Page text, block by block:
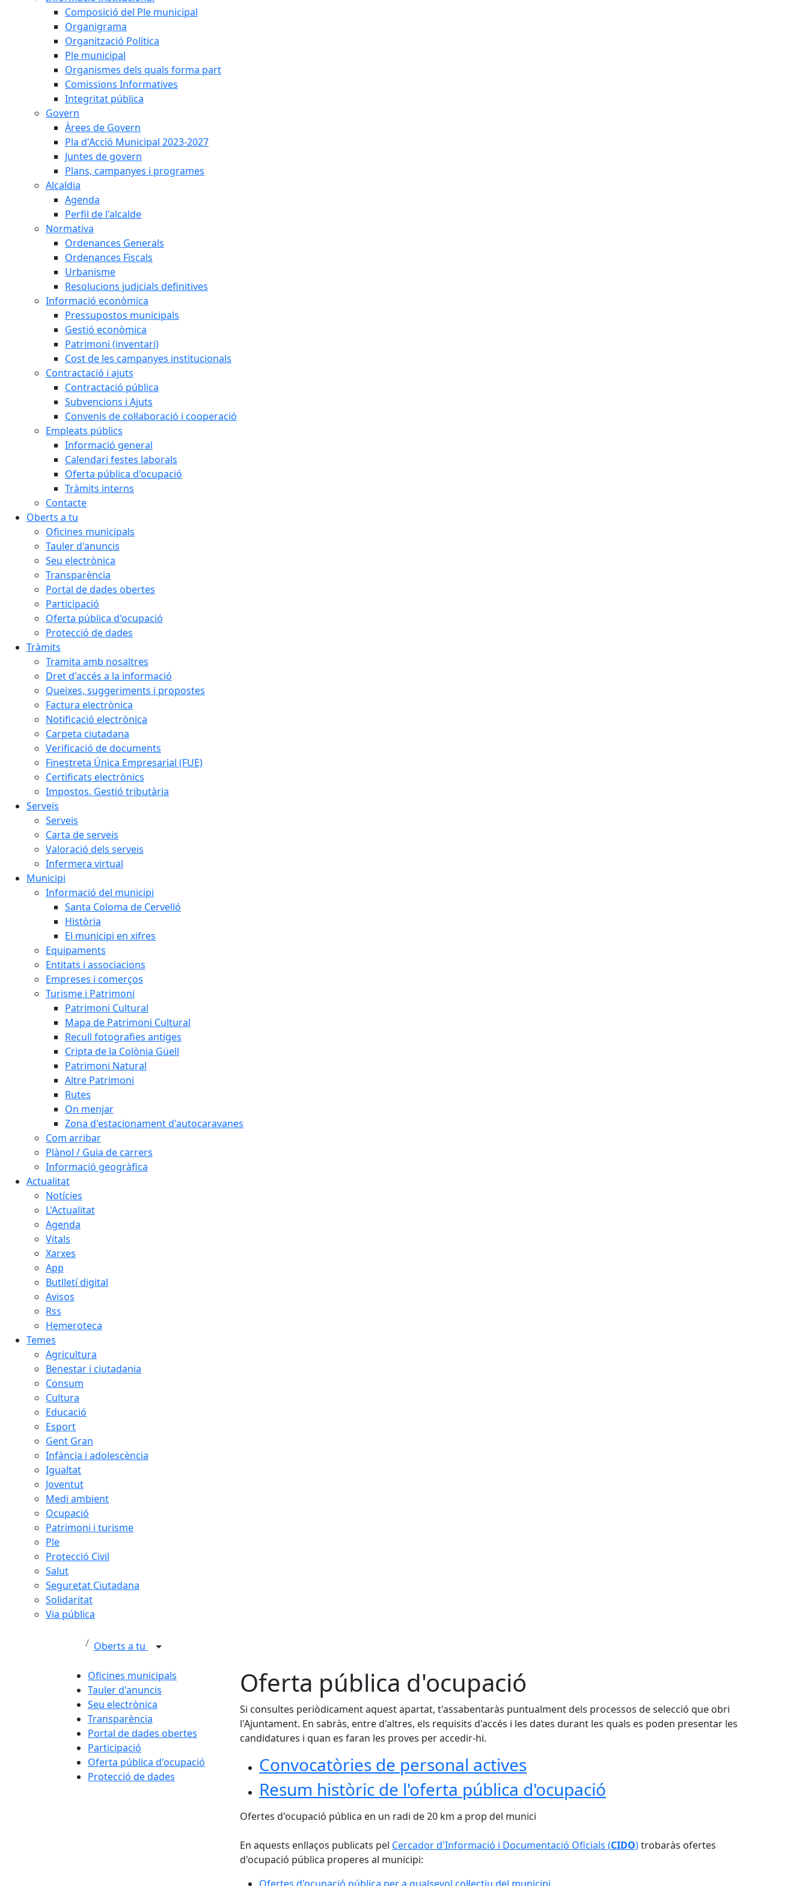
Composició del Ple municipal
Organigrama
Organització Política
Ple municipal
Organismes dels quals forma part
Comissions Informatives
Integritat pública
Govern
Àrees de Govern
Pla d'Acció Municipal 2023-2027
Juntes de govern
Plans, campanyes i programes
Alcaldia
Agenda
Perfil de l'alcalde
Normativa
Ordenances Generals
Ordenances Fiscals
Urbanisme
Resolucions judicials definitives
Informació econòmica
Pressupostos municipals
Gestió econòmica
Patrimoni (inventari)
Cost de les campanyes institucionals
Contractació i ajuts
Contractació pública
Subvencions i Ajuts
Convenis de col·laboració i cooperació
Empleats públics
Informació general
Calendari festes laborals
Oferta pública d'ocupació
Tràmits interns
Contacte
Oberts a tu
Oficines municipals
Tauler d'anuncis
Seu electrònica
Transparència
Portal de dades obertes
Participació
Oferta pública d'ocupació
Protecció de dades
Tràmits
Tramita amb nosaltres
Dret d'accés a la informació
Queixes, suggeriments i propostes
Factura electrònica
Notificació electrònica
Carpeta ciutadana
Verificació de documents
Finestreta Única Empresarial (FUE)
Certificats electrònics
Impostos. Gestió tributària
Serveis
Serveis
Carta de serveis
Valoració dels serveis
Infermera virtual
Municipi
Informació del municipi
Santa Coloma de Cervelló
Història
El municipi en xifres
Equipaments
Entitats i associacions
Empreses i comerços
Turisme i Patrimoni
Patrimoni Cultural
Mapa de Patrimoni Cultural
Recull fotografies antiges
Cripta de la Colònia Güell
Patrimoni Natural
Altre Patrimoni
Rutes
On menjar
Zona d'estacionament d'autocaravanes
Com arribar
Plànol / Guia de carrers
Informació geogràfica
Actualitat
Notícies
L'Actualitat
Agenda
Vitals
Xarxes
App
Butlletí digital
Avisos
Rss
Hemeroteca
Temes
Agricultura
Benestar i ciutadania
Consum
Cultura
Educació
Esport
Gent Gran
Infància i adolescència
Igualtat
Joventut
Medi ambient
Ocupació
Patrimoni i turisme
Ple
Protecció Civil
Salut
Seguretat Ciutadana
Solidaritat
Via pública
Oberts a tu
Oficines municipals
Tauler d'anuncis
Seu electrònica
Transparència
Portal de dades obertes
Participació
Oferta pública d'ocupació
Protecció de dades
Oferta pública d'ocupació
Si consultes periòdicament aquest apartat, t'assabentaràs puntualment dels processos de selecció que obri
l'Ajuntament. En sabràs, entre d'altres, els requisits d'accés i les dates durant les quals es poden presentar les
candidatures i quan es faran les proves per accedir-hi.
Convocatòries de personal actives
Resum històric de l'oferta pública d'ocupació
Ofertes d'ocupació pública en un radi de 20 km a prop del munici
En aquests enllaços publicats pel Cercador d'Informació i Documentació Oficials (CIDO)trobaràs ofertes
d'ocupació pública properes al municipi: